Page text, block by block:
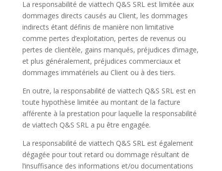
La responsabilité de viattech Q&S SRL est limitée aux
dommages directs causés au Client, les dommages
indirects étant définis de manière non limitative
comme pertes d’exploitation, pertes de revenus ou
pertes de clientèle, gains manqués, préjudices d’image,
et plus généralement, préjudices commerciaux et
dommages immatériels au Client ou à des tiers.
En outre, la responsabilité de viattech Q&S SRL est en
toute hypothèse limitée au montant de la facture
afférente à la prestation pour laquelle la responsabilité
de viattech Q&S SRL a pu être engagée.
La responsabilité de viattech Q&S SRL est également
dégagée pour tout retard ou dommage résultant de
l’insuffisance des informations et/ou documentations